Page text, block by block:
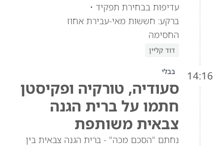
עדיפות בבחירת תפקיד •
ברקע: חששות מאי-עבירת אחוז
החסימה
דוד קליין
14:16 בבלי
סעודיה, טורקיה ופקיסטן
חתמו על ברית הגנה
צבאית משותפת
נחתם "הסכם מכה" - ברית הגנה צבאית בין